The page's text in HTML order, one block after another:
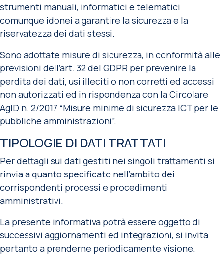
strumenti manuali, informatici e telematici
comunque idonei a garantire la sicurezza e la
riservatezza dei dati stessi.
Sono adottate misure di sicurezza, in conformità alle
previsioni dell’art. 32 del GDPR per prevenire la
perdita dei dati, usi illeciti o non corretti ed accessi
non autorizzati ed in rispondenza con la Circolare
AgID n. 2/2017 “Misure minime di sicurezza ICT per le
pubbliche amministrazioni”.
TIPOLOGIE DI DATI TRATTATI
Per dettagli sui dati gestiti nei singoli trattamenti si
rinvia a quanto specificato nell’ambito dei
corrispondenti processi e procedimenti
amministrativi.
La presente informativa potrà essere oggetto di
successivi aggiornamenti ed integrazioni, si invita
pertanto a prenderne periodicamente visione.